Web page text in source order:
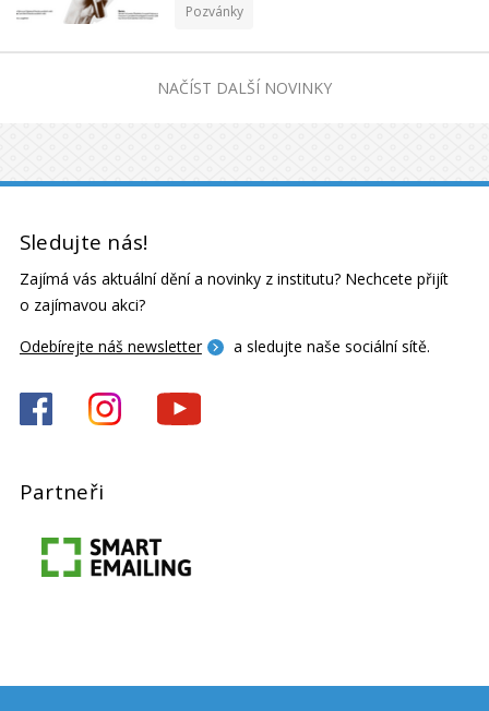
Pozvánky
NAČÍST DALŠÍ NOVINKY
Sledujte nás!
Zajímá vás aktuální dění a novinky z institutu? Nechcete přijít
o zajímavou akci?
Odebírejte náš newsletter
a sledujte naše sociální sítě.
Partneři